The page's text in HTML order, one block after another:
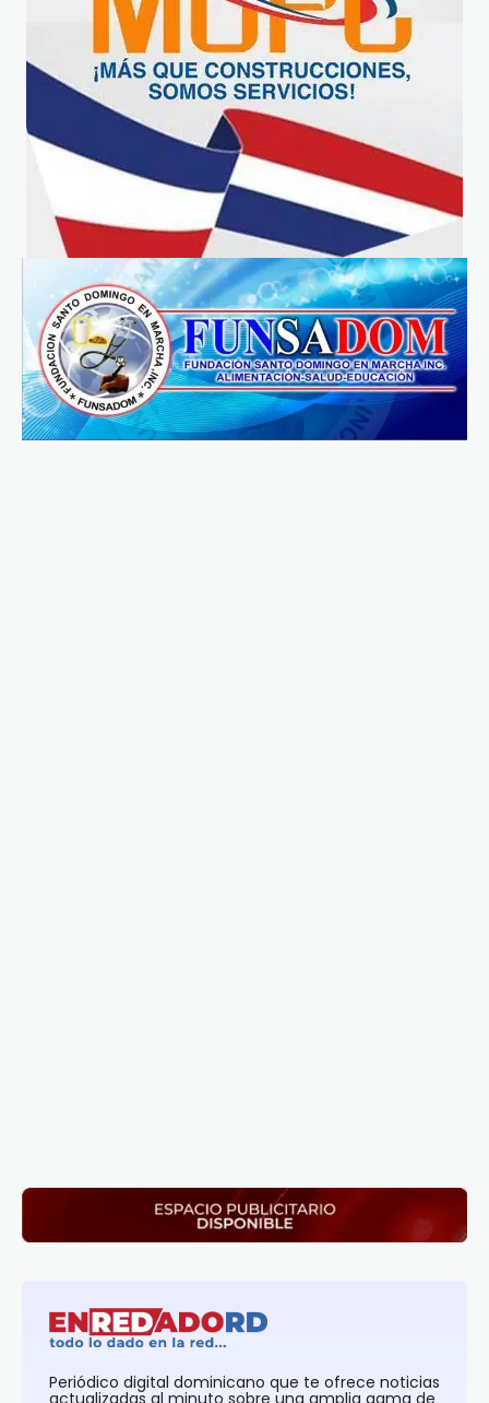
Periódico digital dominicano que te ofrece noticias
actualizadas al minuto sobre una amplia gama de